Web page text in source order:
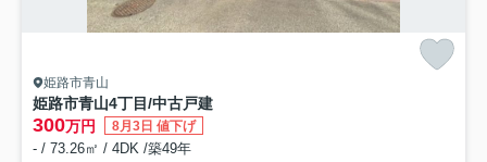
姫路市青山
姫路市青山4丁目/中古戸建
300万円 8月3日 値下げ
- / 73.26㎡ / 4DK /築49年